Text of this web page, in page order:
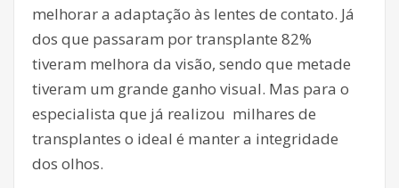
melhorar a adaptação às lentes de contato. Já
dos que passaram por transplante 82%
tiveram melhora da visão, sendo que metade
tiveram um grande ganho visual. Mas para o
especialista que já realizou milhares de
transplantes o ideal é manter a integridade
dos olhos.